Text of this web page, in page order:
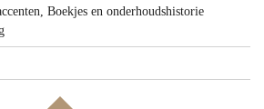
Boekjes en onderhoudshistorie